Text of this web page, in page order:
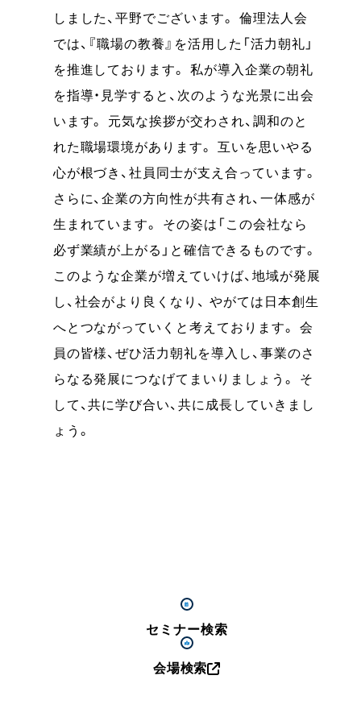
しました、平野でございます。 倫理法人会
では、『職場の教養』を活用した「活力朝礼」
を推進しております。 私が導入企業の朝礼
を指導・見学すると、次のような光景に出会
います。 元気な挨拶が交わされ、調和のと
れた職場環境があります。 互いを思いやる
心が根づき、社員同士が支え合っています。
さらに、企業の方向性が共有され、一体感が
生まれています。 その姿は「この会社なら
必ず業績が上がる」と確信できるものです。
このような企業が増えていけば、地域が発展
し、社会がより良くなり、 やがては日本創生
へとつながっていくと考えております。 会
員の皆様、ぜひ活力朝礼を導入し、事業のさ
らなる発展につなげてまいりましょう。 そ
して、共に学び合い、共に成長していきまし
ょう。
セミナー検索
会場検索